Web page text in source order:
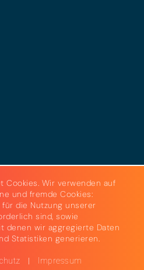
Cookies. Wir verwenden auf
und fremde Cookies:
die Nutzung unserer
sind, sowie
denen wir aggregierte Daten
Statistiken generieren.
| Impressum